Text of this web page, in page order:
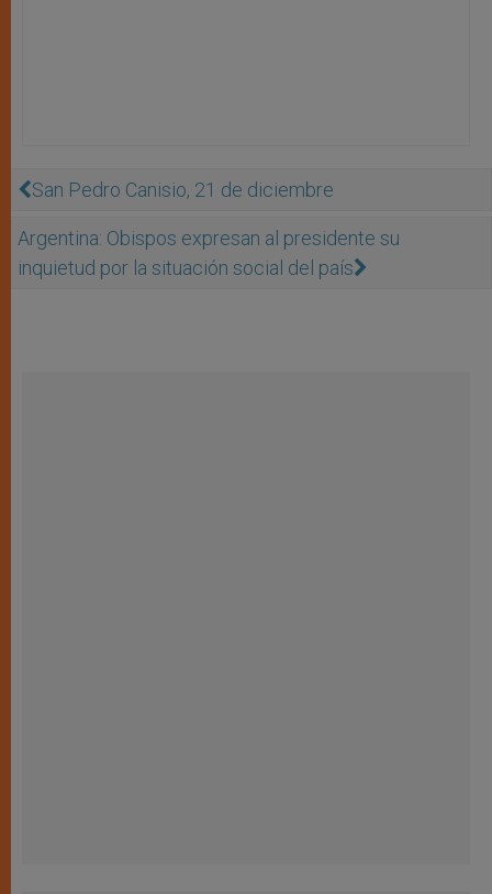
San Pedro Canisio, 21 de diciembre
Argentina: Obispos expresan al presidente su
inquietud por la situación social del país